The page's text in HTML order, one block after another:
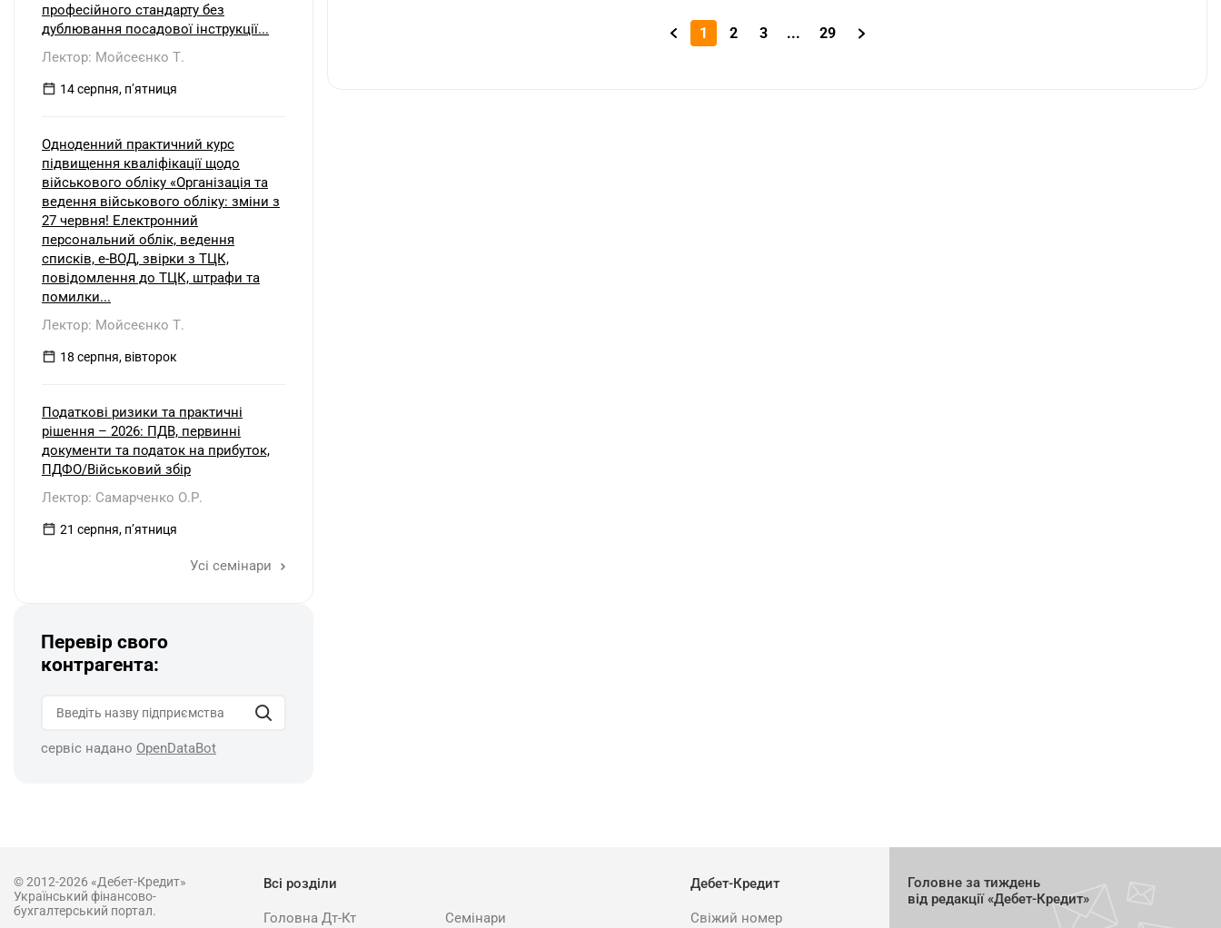
1 2 3 ... 29
професійного стандарту без
дублювання посадової інструкції...
Лектор: Мойсеєнко Т.
14 серпня, пʼятниця
Одноденний практичний курс
підвищення кваліфікації щодо
військового обліку «Організація та
ведення військового обліку: зміни з
27 червня! Електронний
персональний облік, ведення
списків, е-ВОД, звірки з ТЦК,
повідомлення до ТЦК, штрафи та
помилки...
Лектор: Мойсеєнко Т.
18 серпня, вівторок
Податкові ризики та практичні
рішення – 2026: ПДВ, первинні
документи та податок на прибуток,
ПДФО/Військовий збір
Лектор: Самарченко О.Р.
21 серпня, пʼятниця
Усі семінари
Перевір свого
контрагента:
сервіс надано OpenDataBot
© 2012-2026 «Дебет-Кредит»
Український фінансово-
бухгалтерський портал.
Всі розділи
Головна Дт-Кт Семінари
Дебет-Кредит
Свіжий номер
Головне за тиждень
від редакції «Дебет-Кредит»